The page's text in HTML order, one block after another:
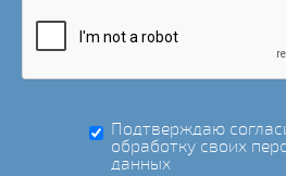
Подтверждаю
обработку своих
данных